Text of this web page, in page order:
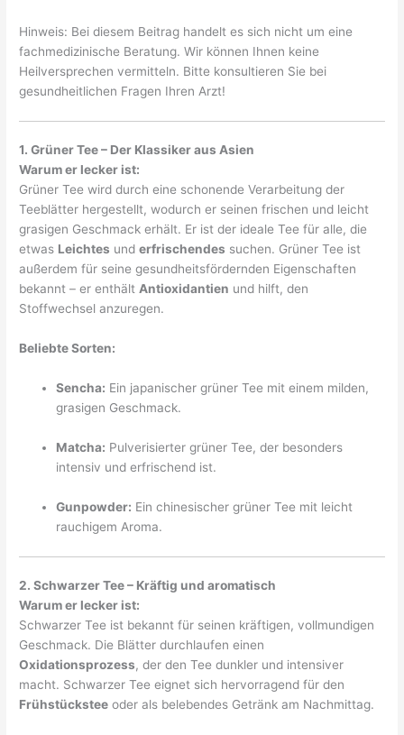
Hinweis: Bei diesem Beitrag handelt es sich nicht um eine
fachmedizinische Beratung. Wir können Ihnen keine
Heilversprechen vermitteln. Bitte konsultieren Sie bei
gesundheitlichen Fragen Ihren Arzt!
1. Grüner Tee – Der Klassiker aus Asien
Warum er lecker ist:
Grüner Tee wird durch eine schonende Verarbeitung der
Teeblätter hergestellt, wodurch er seinen frischen und leicht
grasigen Geschmack erhält. Er ist der ideale Tee für alle, die
etwas Leichtes underfrischendes suchen. Grüner Tee ist
außerdem für seine gesundheitsfördernden Eigenschaften
bekannt – er enthält Antioxidantien und hilft, den
Stoffwechsel anzuregen.
Beliebte Sorten:
Sencha: Ein japanischer grüner Tee mit einem milden,
grasigen Geschmack.
Matcha: Pulverisierter grüner Tee, der besonders
intensiv und erfrischend ist.
Gunpowder: Ein chinesischer grüner Tee mit leicht
rauchigem Aroma.
2. Schwarzer Tee – Kräftig und aromatisch
Warum er lecker ist:
Schwarzer Tee ist bekannt für seinen kräftigen, vollmundigen
Geschmack. Die Blätter durchlaufen einen
Oxidationsprozess, der den Tee dunkler und intensiver
macht. Schwarzer Tee eignet sich hervorragend für den
Frühstückstee oder als belebendes Getränk am Nachmittag.